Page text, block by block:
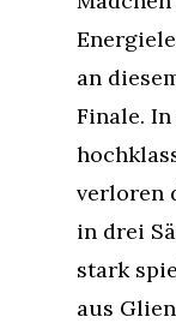
an
Finale.
verloren
in drei
stark
aus